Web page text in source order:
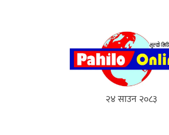
२४ साउन २०८३